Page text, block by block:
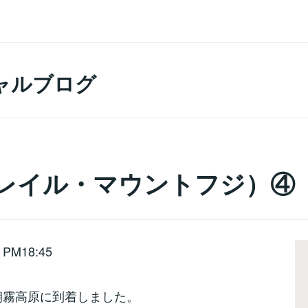
ルブログ
イル・マウントフジ）④
PM18:45
高原に到着しました。